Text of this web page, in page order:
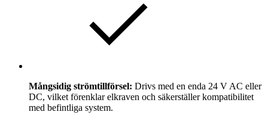
Mångsidig strömtillförsel: Drivs med en enda 24 V AC eller
DC, vilket förenklar elkraven och säkerställer kompatibilitet
med befintliga system.